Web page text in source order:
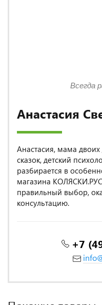
Анастасия
Анастасия, мама двоих
сказок, детский
разбирается в
магазина
правильный выбор,
консультацию.
+7
Всегда